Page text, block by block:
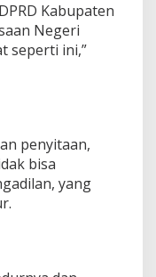
Kabupaten
Negeri
seperti ini,”
penyitaan,
bisa
yang